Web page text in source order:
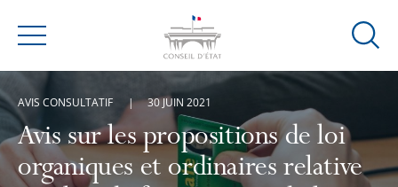
Menu
Ouvrir
Avis sur les propositions de loi
organiques et ordinaires relative
AVIS CONSULTATIF 30 JUIN 2021